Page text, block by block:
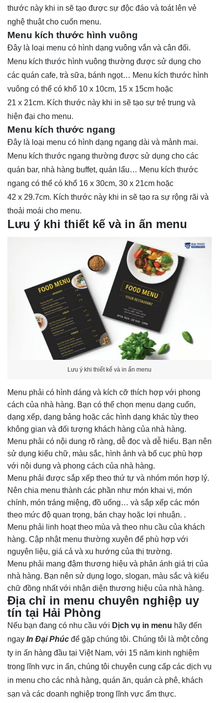
thước này khi in sẽ tạo được sự độc đáo và toát lên vẻ
nghệ thuật cho cuốn menu.
Menu kích thước hình vuông
Đây là loại menu có hình dạng vuông vắn và cân đối.
Menu kích thước hình vuông thường được sử dụng cho
các quán cafe, trà sữa, bánh ngọt… Menu kích thước hình
vuông có thể có khổ 10 x 10cm, 15 x 15cm hoặc
21 x 21cm. Kích thước này khi in sẽ tạo sự trẻ trung và
hiện đại cho menu.
Menu kích thước ngang
Đây là loại menu có hình dạng ngang dài và mảnh mai.
Menu kích thước ngang thường được sử dụng cho các
quán bar, nhà hàng buffet, quán lẩu… Menu kích thước
ngang có thể có khổ 16 x 30cm, 30 x 21cm hoặc
42 x 29.7cm. Kích thước này khi in sẽ tạo ra sự rộng rãi và
thoải moái cho menu.
Lưu ý khi thiết kế và in ấn menu
Lưu ý khi thiết kế và in ấn menu
Menu phải có hình dáng và kích cỡ thích hợp với phong
cách của nhà hàng. Bạn có thể chọn menu dạng cuốn,
dạng xếp, dạng bảng hoặc các hình dạng khác tùy theo
không gian và đối tượng khách hàng của nhà hàng.
Menu phải có nội dung rõ ràng, dễ đọc và dễ hiểu. Bạn nên
sử dụng kiểu chữ, màu sắc, hình ảnh và bố cục phù hợp
với nội dung và phong cách của nhà hàng.
Menu phải được sắp xếp theo thứ tự và nhóm món hợp lý.
Nên chia menu thành các phần như món khai vị, món
chính, món tráng miệng, đồ uống… và sắp xếp các món
theo mức độ quan trọng, bán chạy hoặc lợi nhuận. .
Menu phải linh hoạt theo mùa và theo nhu cầu của khách
hàng. Cập nhật menu thường xuyên để phù hợp với
nguyên liệu, giá cả và xu hướng của thị trường.
Menu phải mang đậm thương hiệu và phản ánh giá trị của
nhà hàng. Bạn nên sử dụng logo, slogan, màu sắc và kiểu
chữ đồng nhất với nhận diện thương hiệu của nhà hàng.
Địa chỉ in menu chuyên nghiệp uy
tín tại Hải Phòng
Nếu bạn đang có nhu cầu với Dịch vụ in menu hãy đến
ngay In Đại Phúc để gặp chúng tôi. Chúng tôi là một công
ty in ấn hàng đầu tại Việt Nam, với 15 năm kinh nghiệm
trong lĩnh vực in ấn, chúng tôi chuyên cung cấp các dịch vụ
in menu cho các nhà hàng, quán ăn, quán cà phê, khách
sạn và các doanh nghiệp trong lĩnh vực ẩm thực.